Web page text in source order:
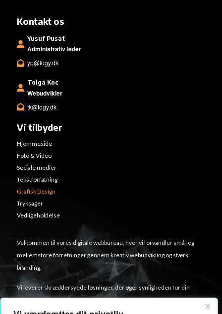
Kontakt os
Yusuf Pusat
Administrativ leder
yp@togy.dk
Tolga Koc
Webudvikler
tk@togy.dk
Vi tilbyder
Hjemmeside
Foto & Video
Sociale medier
Tekstforfatning
Grafisk Design
Tryksager
Vedligeholdelse
Velkommen til vores digitale webbureau, hvor vi forvandler små- og
mellemstore forretninger gennem kreativ webudvikling og stærk
branding.
Vi leverer skræddersyede løsninger, der øger synligheden for din
virksomhed ved at kombinere hjemmesidedesign, video og billeder,
digital annoncering samt trykmaterialer.